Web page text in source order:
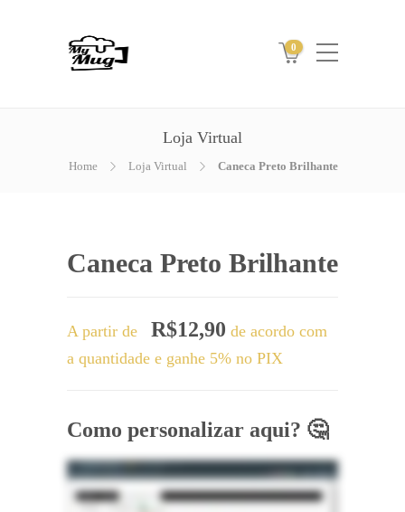
0
Loja Virtual
Home Loja Virtual Caneca Preto Brilhante
Caneca Preto Brilhante
A partir de R$12,90 de acordo com
a quantidade e ganhe 5% no PIX
Como personalizar aqui? 🤔